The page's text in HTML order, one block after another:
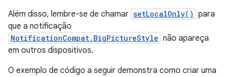
Além disso, lembre-se de chamar setLocalOnly() para
que a notificação
NotificationCompat.BigPictureStyle não apareça
em outros dispositivos.
O exemplo de código a seguir demonstra como criar uma